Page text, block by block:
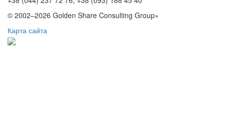
© 2002–2026 Golden Share Consulting Group»
Карта сайта